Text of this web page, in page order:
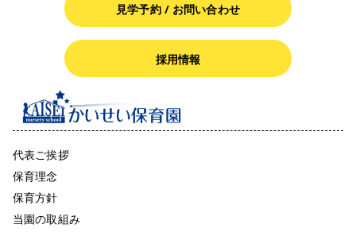
見学予約 / お問い合わせ
採用情報
代表ご挨拶
保育理念
保育方針
当園の取組み